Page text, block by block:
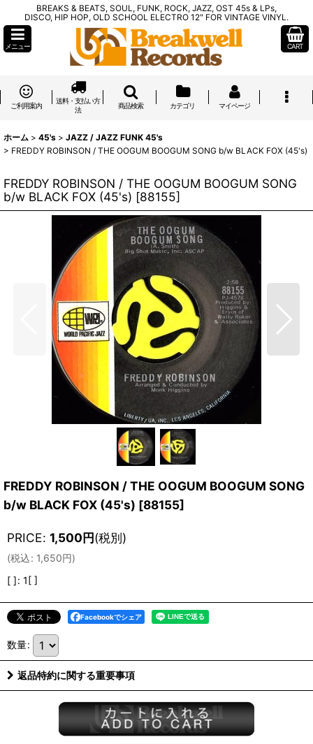
BREAKS & BEATS, SOUL, FUNK, ROCK, JAZZ, OST 45s & LPs,
DISCO, HIP HOP, OLD SCHOOL ELECTRO 12" FOR VINTAGE VINYL.
メニュー CART
ご利用案内
送料・支払い方
法
商品検索 カテゴリ マイページ
ホーム > 45's > JAZZ / JAZZ FUNK 45's
> FREDDY ROBINSON / THE OOGUM BOOGUM SONG b/w BLACK FOX (45's)
FREDDY ROBINSON / THE OOGUM BOOGUM SONG
b/w BLACK FOX (45's) [88155]
FREDDY ROBINSON / THE OOGUM BOOGUM SONG
b/w BLACK FOX (45's) [88155]
PRICE: 1,500円(税別)
(税込: 1,650円)
[ ]: 1[ ]
Facebookでシェア
数量:
返品特約に関する重要事項